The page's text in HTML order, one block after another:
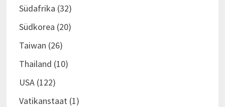
Südafrika (32)
Südkorea (20)
Taiwan (26)
Thailand (10)
USA(122)
Vatikanstaat(1)